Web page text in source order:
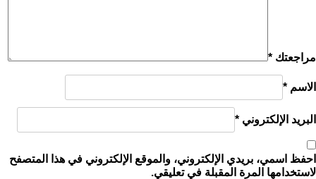
مراجعتك *
الاسم *
البريد الإلكتروني *
احفظ اسمي، بريدي الإلكتروني، والموقع الإلكتروني في هذا المتصفح
لاستخدامها المرة المقبلة في تعليقي.